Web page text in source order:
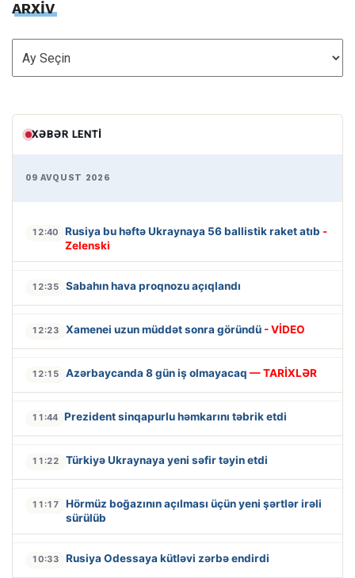
ARXİV
ARXİV
XƏBƏR LENTI
09 AVQUST 2026
12:40 Rusiya bu həftə Ukraynaya 56 ballistik raket atıb -
Zelenski
12:35 Sabahın hava proqnozu açıqlandı
12:23 Xamenei uzun müddət sonra göründü - VİDEO
12:15 Azərbaycanda 8 gün iş olmayacaq — TARİXLƏR
11:44 Prezident sinqapurlu həmkarını təbrik etdi
11:22 Türkiyə Ukraynaya yeni səfir təyin etdi
11:17
Hörmüz boğazının açılması üçün yeni şərtlər irəli
sürülüb
10:33 Rusiya Odessaya kütləvi zərbə endirdi